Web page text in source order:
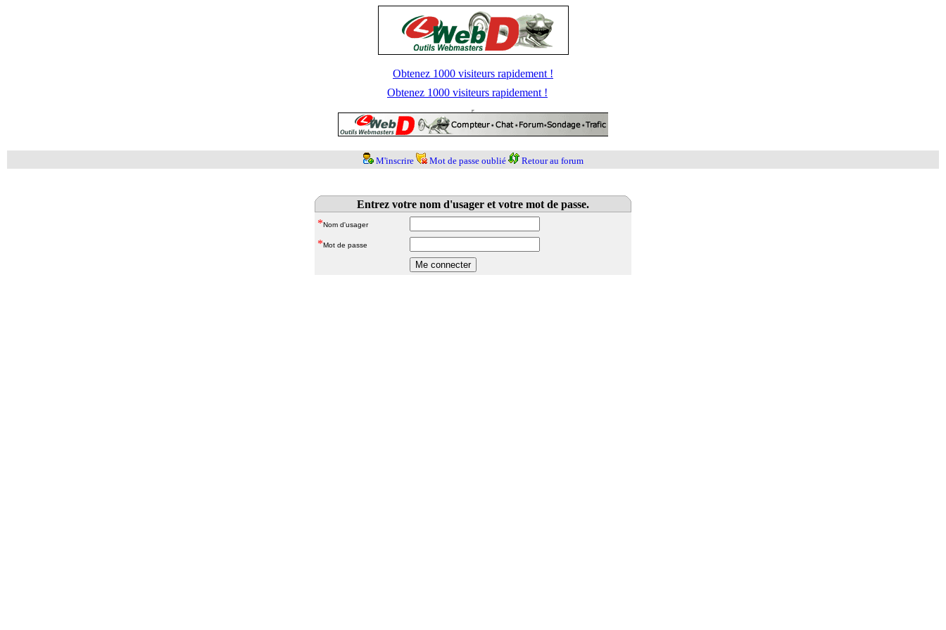
Obtenez 1000 visiteurs rapidement !
Obtenez 1000 visiteurs rapidement !
M'inscrire Mot de passe oublié Retour au forum
Entrez votre nom d'usager et votre mot de passe.
*Nom d'usager
*Mot de passe